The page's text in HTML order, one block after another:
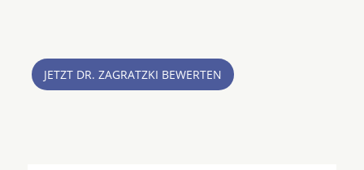
JETZT DR. ZAGRATZKI BEWERTEN